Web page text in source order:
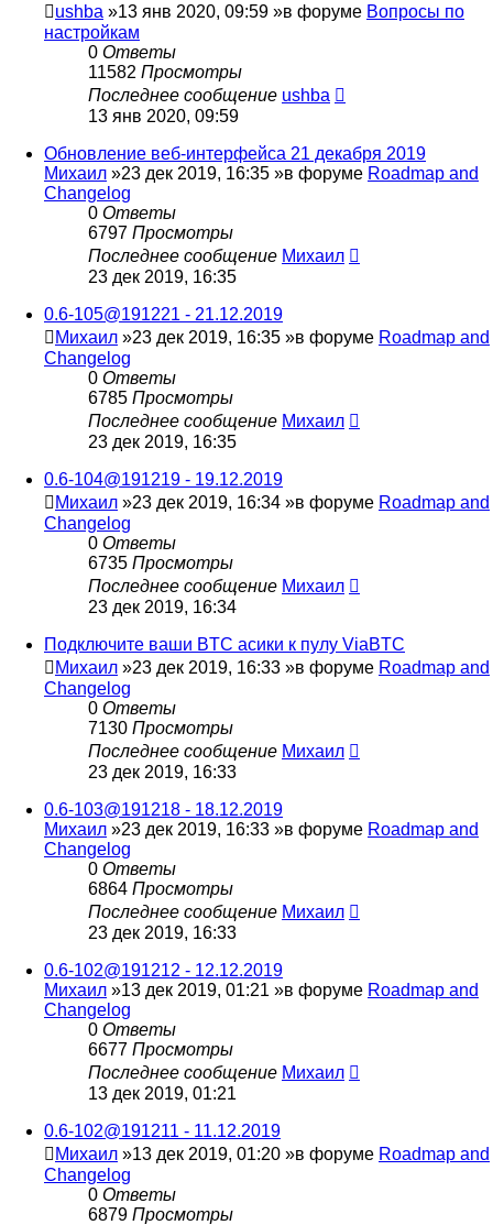
ushba »13 янв 2020, 09:59 »в форуме Вопросы по
настройкам
0 Ответы
11582 Просмотры
Последнее сообщение ushba
13 янв 2020, 09:59
Обновление веб-интерфейса 21 декабря 2019
Михаил »23 дек 2019, 16:35 »в форуме Roadmap and
Changelog
0 Ответы
6797 Просмотры
Последнее сообщение Михаил
23 дек 2019, 16:35
0.6-105@191221 - 21.12.2019
Михаил »23 дек 2019, 16:35 »в форуме Roadmap and
Changelog
0 Ответы
6785 Просмотры
Последнее сообщение Михаил
23 дек 2019, 16:35
0.6-104@191219 - 19.12.2019
Михаил »23 дек 2019, 16:34 »в форуме Roadmap and
Changelog
0 Ответы
6735 Просмотры
Последнее сообщение Михаил
23 дек 2019, 16:34
Подключите ваши BTC асики к пулу ViaBTC
Михаил »23 дек 2019, 16:33 »в форуме Roadmap and
Changelog
0 Ответы
7130 Просмотры
Последнее сообщение Михаил
23 дек 2019, 16:33
0.6-103@191218 - 18.12.2019
Михаил »23 дек 2019, 16:33 »в форуме Roadmap and
Changelog
0 Ответы
6864 Просмотры
Последнее сообщение Михаил
23 дек 2019, 16:33
0.6-102@191212 - 12.12.2019
Михаил »13 дек 2019, 01:21 »в форуме Roadmap and
Changelog
0 Ответы
6677 Просмотры
Последнее сообщение Михаил
13 дек 2019, 01:21
0.6-102@191211 - 11.12.2019
Михаил »13 дек 2019, 01:20 »в форуме Roadmap and
Changelog
0 Ответы
6879 Просмотры